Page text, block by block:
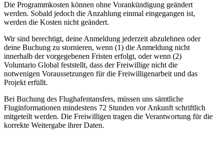
Die Programmkosten können ohne Vorankündigung geändert
werden. Sobald jedoch die Anzahlung einmal eingegangen ist,
werden die Kosten nicht geändert.
Wir sind berechtigt, deine Anmeldung jederzeit abzulehnen oder
deine Buchung zu stornieren, wenn (1) die Anmeldung nicht
innerhalb der vorgegebenen Fristen erfolgt, oder wenn (2)
Voluntario Global feststellt, dass der Freiwillige nicht die
notwenigen Voraussetzungen für die Freiwilligenarbeit und das
Projekt erfüllt.
Bei Buchung des Flughafentansfers, müssen uns sämtliche
Fluginformationen mindestens 72 Stunden vor Ankunft schriftlich
mitgeteilt werden. Die Freiwilligen tragen die Verantwortung für die
korrekte Weitergabe ihrer Daten.